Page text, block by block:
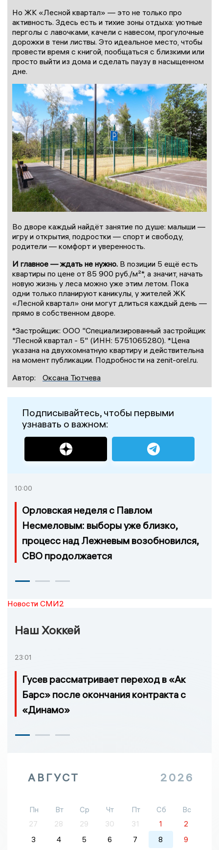
Но ЖК «Лесной квартал» — это не только про
активность. Здесь есть и тихие зоны отдыха: уютные
перголы с лавочками, качели с навесом, прогулочные
дорожки в тени листвы. Это идеальное место, чтобы
провести время с книгой, пообщаться с близкими или
просто выйти из дома и сделать паузу в насыщенном
дне.
Во дворе каждый найдёт занятие по душе: малыши —
игру и открытия, подростки — спорт и свободу,
родители — комфорт и уверенность.
И главное — ждать не нужно. В позиции 5 ещё есть
квартиры по цене от 85 900 руб./м²*, а значит, начать
новую жизнь у леса можно уже этим летом. Пока
одни только планируют каникулы, у жителей ЖК
«Лесной квартал» они могут длиться каждый день —
прямо в собственном дворе.
*Застройщик: ООО "Специализированный застройщик
"Лесной квартал - 5" (ИНН: 5751065280). *Цена
указана на двухкомнатную квартиру и действительна
на момент публикации. Подробности на zenit-orel.ru.
Автор:
Оксана Тютчева
Подписывайтесь, чтобы первыми
узнавать о важном:
10:00
Орловская неделя с Павлом
Несмеловым: выборы уже близко,
процесс над Лежневым возобновился,
СВО продолжается
Новости СМИ2
Наш Хоккей
23:01
Гусев рассматривает переход в «Ак
Барс» после окончания контракта с
«Динамо»
АВГУСТ 2026
Пн Вт Ср Чт Пт Сб
Вс
27
28 29 30 31 1
2
3
4 5 6 7 8 9